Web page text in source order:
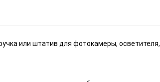
или штатив для фотокамеры,